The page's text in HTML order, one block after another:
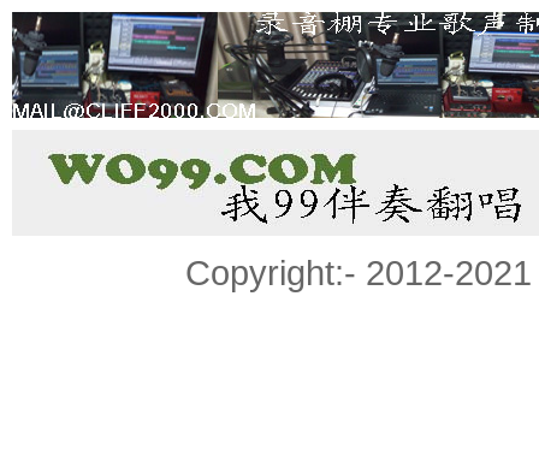
Copyright:- 2012-